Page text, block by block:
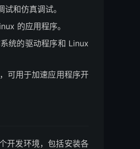
和仿真调试。
的应用程序。
统的驱动程序和 Linux
可用于加速应用程序开
开发环境，包括安装各